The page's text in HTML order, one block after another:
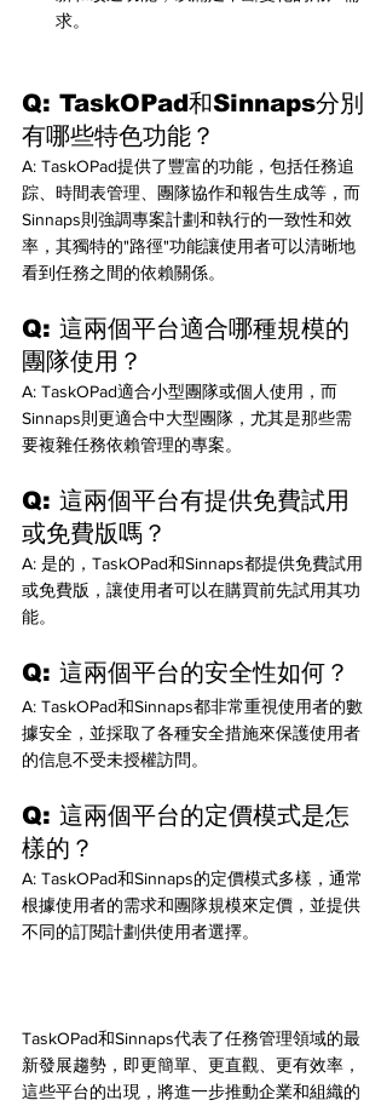
求。
Q: TaskOPad和Sinnaps分別
有哪些特色功能？
A: TaskOPad提供了豐富的功能，包括任務追
踪、時間表管理、團隊協作和報告生成等，而
Sinnaps則強調專案計劃和執行的一致性和效
率，其獨特的"路徑"功能讓使用者可以清晰地
看到任務之間的依賴關係。
Q: 這兩個平台適合哪種規模的
團隊使用？
A: TaskOPad適合小型團隊或個人使用，而
Sinnaps則更適合中大型團隊，尤其是那些需
要複雜任務依賴管理的專案。
Q: 這兩個平台有提供免費試用
或免費版嗎？
A: 是的，TaskOPad和Sinnaps都提供免費試用
或免費版，讓使用者可以在購買前先試用其功
能。
Q: 這兩個平台的安全性如何？
A: TaskOPad和Sinnaps都非常重視使用者的數
據安全，並採取了各種安全措施來保護使用者
的信息不受未授權訪問。
Q: 這兩個平台的定價模式是怎
樣的？
A: TaskOPad和Sinnaps的定價模式多樣，通常
根據使用者的需求和團隊規模來定價，並提供
不同的訂閱計劃供使用者選擇。
TaskOPad和Sinnaps代表了任務管理領域的最
新發展趨勢，即更簡單、更直觀、更有效率，
這些平台的出現，將進一步推動企業和組織的